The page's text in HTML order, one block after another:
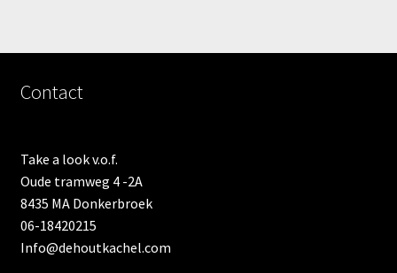
Contact
Take a look v.o.f.
Oude tramweg 4 -2A
8435 MA Donkerbroek
06-18420215
Info@dehoutkachel.com